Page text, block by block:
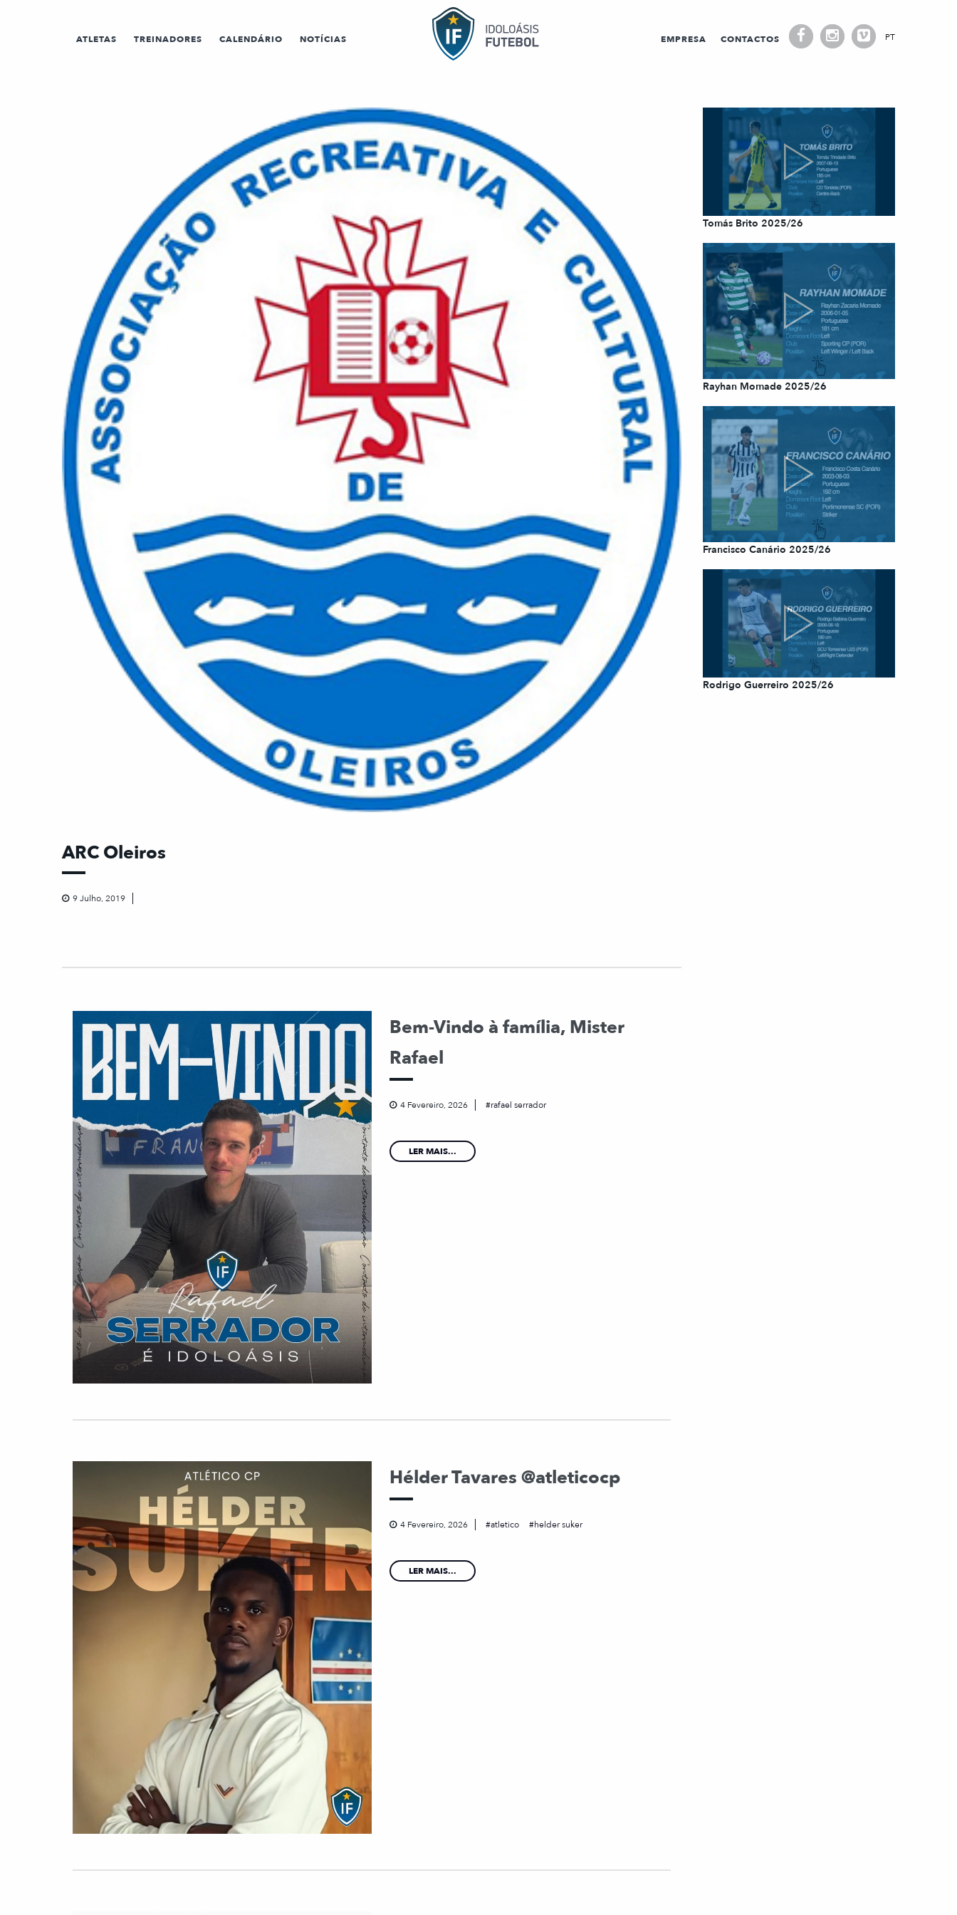
ATLETAS TREINADORES CALENDÁRIO NOTÍCIAS EMPRESA CONTACTOS PT
ARC Oleiros
9 Julho, 2019
Bem-Vindo à família, Mister
Rafael
4 Fevereiro, 2026 rafael serrador
LER MAIS...
Hélder Tavares @atleticocp
4 Fevereiro, 2026 atletico helder suker
LER MAIS...
Tomás Brito 2025/26
Rayhan Momade 2025/26
Francisco Canário 2025/26
Rodrigo Guerreiro 2025/26